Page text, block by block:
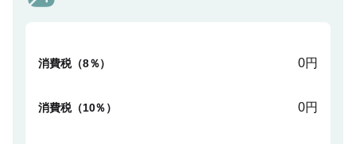
消費税（8％） 0円
消費税（10％） 0円